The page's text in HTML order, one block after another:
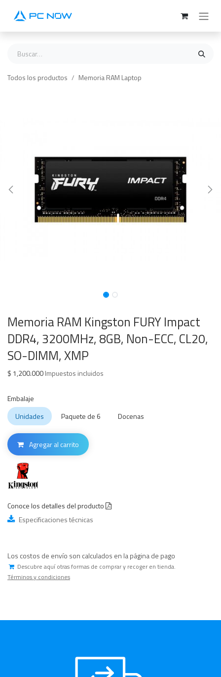
Todos los productos Memoria RAM Laptop
Memoria RAM Kingston FURY Impact
DDR4, 3200MHz, 8GB, Non-ECC, CL20,
SO-DIMM, XMP
$ 1,200.000Impuestos incluidos
Embalaje
Unidades
Paquete de 6 Docenas
Agregar al carrito
Conoce los detalles del producto
Especificaciones técnicas
Los costos de envío son calculados en la página de pago
Descubre aquí otras formas de comprar y recoger en tienda.
Términos y condiciones